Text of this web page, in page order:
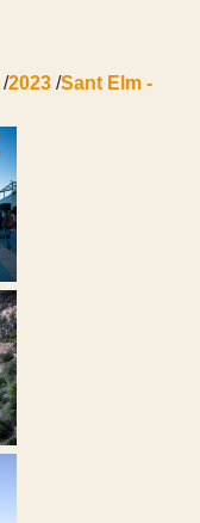
/2023 /Sant Elm -